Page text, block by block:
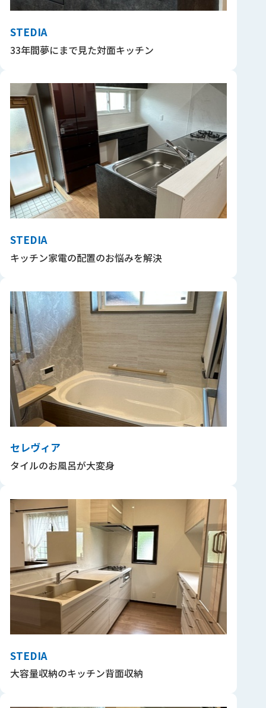
STEDIA
33年間夢にまで見た対面キッチン
STEDIA
キッチン家電の配置のお悩みを解決
セレヴィア
タイルのお風呂が大変身
STEDIA
大容量収納のキッチン背面収納